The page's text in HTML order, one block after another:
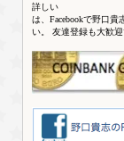
詳しい
は、Facebookで野口貴
い。 友達登録も大歓迎